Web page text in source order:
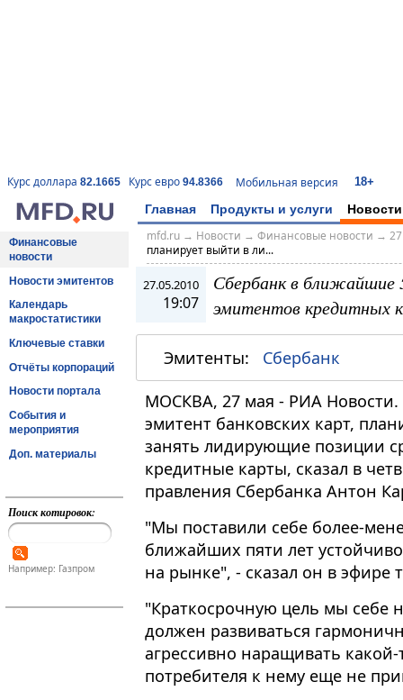
Курс доллара 82.1665 Курс евро 94.8366 Мобильная версия 18+
Главная Продукты и услуги Новости
Финансовые
новости
Новости эмитентов
Календарь
макростатистики
Ключевые ставки
Отчёты корпораций
Новости портала
События и
мероприятия
Доп. материалы
Поиск котировок:
Например: Газпром
mfd.ru→ Новости → Финансовые новости →
планирует выйти в ли...
27.05.2010
19:07
Сбербанк в ближайшие
эмитентов кредитных
Эмитенты: Сбербанк
МОСКВА, 27 мая - РИА
эмитент банковских карт,
занять лидирующие позиции
кредитные карты, сказал в
правления Сбербанка Антон
"Мы поставили себе более-
ближайших пяти лет
на рынке", - сказал он в эфире
"Краткосрочную цель мы себе
должен развиваться
агрессивно наращивать
потребителя к нему еще не